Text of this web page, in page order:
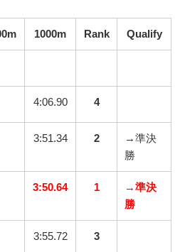
1000m Rank Qualify
4:06.90 4
3:51.34 2
→準決
勝
3:50.64 1
→準決
勝
3:55.72 3